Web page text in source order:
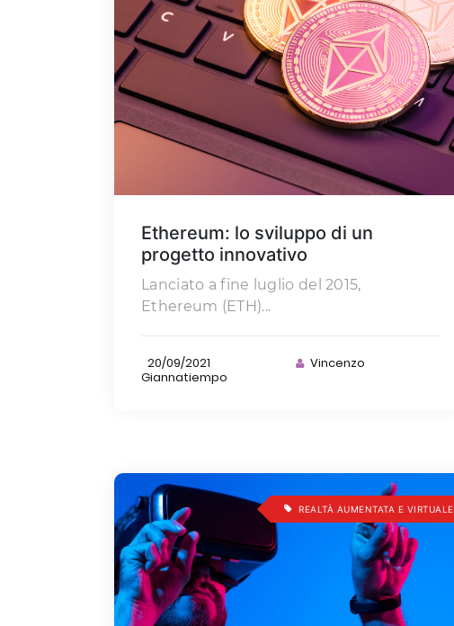
Ethereum: lo sviluppo di un
progetto innovativo
Lanciato a fine luglio del 2015,
Ethereum (ETH)...
20/09/2021
Vincenzo
Giannatiempo
REALTÀ AUMENTATA E VIRTUALE